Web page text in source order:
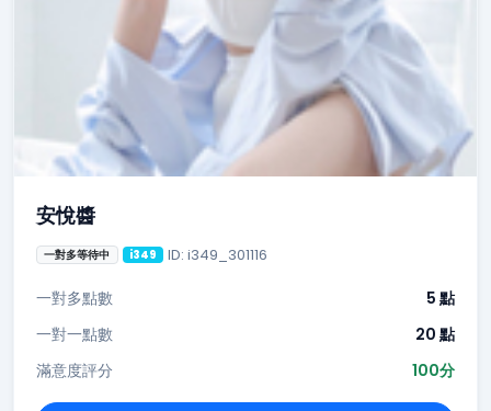
安悅醬
一對多等待中 i349 ID: i349_301116
一對多點數
5 點
一對一點數
20 點
滿意度評分
100分